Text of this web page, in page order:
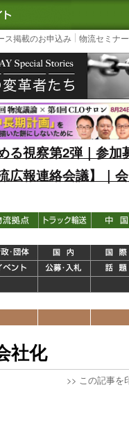
大の物流ニュースサイト
3PL,
ス掲載のお申込み 物流セミナ
る視察第2弾｜参加
広報連絡会議】｜
社化
>> この記事を